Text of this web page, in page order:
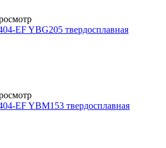
EF YBG205 твердосплавная
EF YBM153 твердосплавная